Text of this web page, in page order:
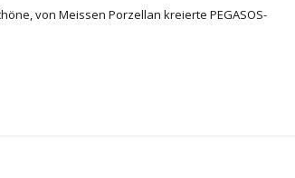
von Meissen Porzellan kreierte PEGASOS-